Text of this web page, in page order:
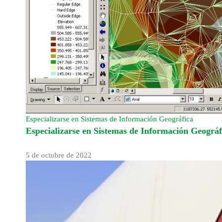
Especializarse en Sistemas de Información Geográfica
Especializarse en Sistemas de Información
5 de octubre de 2022